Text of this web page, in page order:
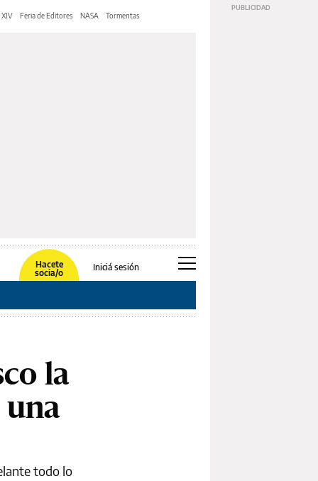
XIV Feria de Editores NASA Tormentas
Hacete
socia/o
Iniciá sesión
la
todo lo